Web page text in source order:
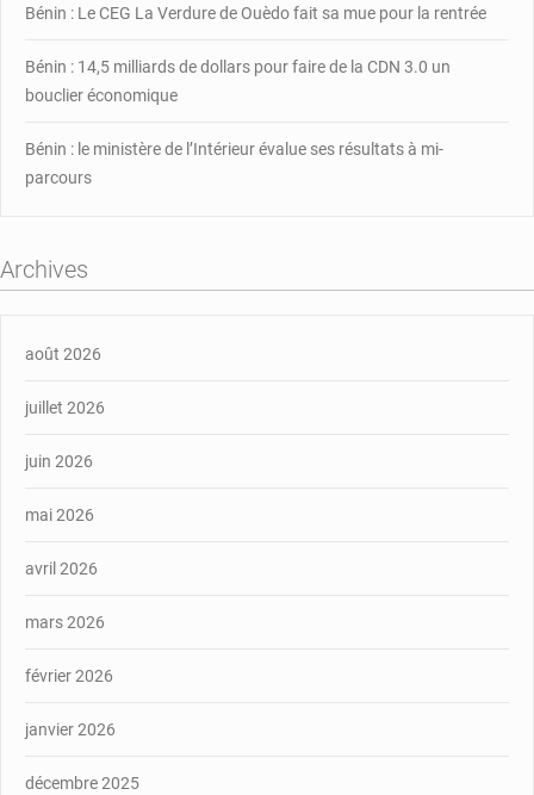
Bénin : Le CEG La Verdure de Ouèdo fait sa mue pour la rentrée
Bénin : 14,5 milliards de dollars pour faire de la CDN 3.0 un
bouclier économique
Bénin : le ministère de l’Intérieur évalue ses résultats à mi-
parcours
Archives
août 2026
juillet 2026
juin 2026
mai 2026
avril 2026
mars 2026
février 2026
janvier 2026
décembre 2025